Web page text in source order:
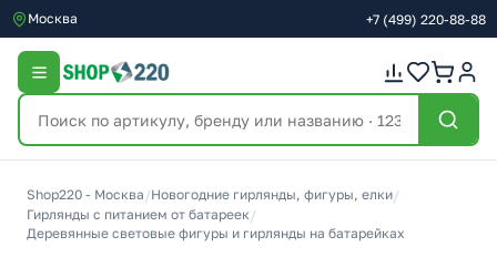
Москва +7 (499) 220-88-88
Shop220 - Москва /Новогодние гирлянды, фигуры, елки/
Гирлянды с питанием от батареек/
Деревянные световые фигуры и гирлянды на батарейках